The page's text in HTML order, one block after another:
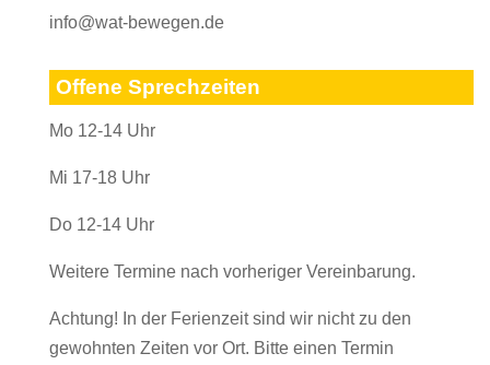
info@wat-bewegen.de
Offene Sprechzeiten
Mo 12-14 Uhr
Mi 17-18 Uhr
Do 12-14 Uhr
Weitere Termine nach vorheriger Vereinbarung.
Achtung! In der Ferienzeit sind wir nicht zu den
gewohnten Zeiten vor Ort. Bitte einen Termin